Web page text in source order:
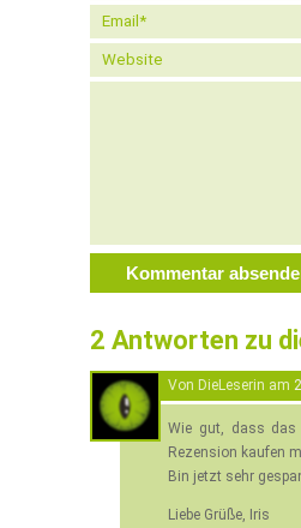
2 Antworten zu
Von DieLeserin am
Wie gut, dass das
Rezension kaufen
Bin jetzt sehr
Liebe Grüße, Iris